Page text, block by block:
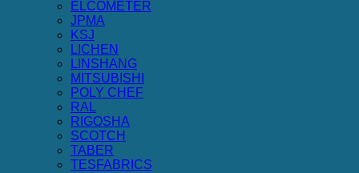
ELCOMETER
JPMA
KSJ
LICHEN
LINSHANG
MITSUBISHI
POLY CHEF
RAL
RIGOSHA
SCOTCH
TABER
TESFABRICS